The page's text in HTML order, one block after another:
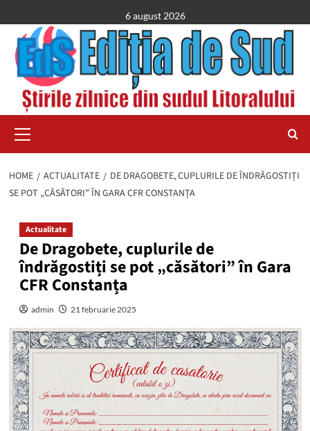
to
content
6 august 2026
Menu
HOME ACTUALITATE
DE DRAGOBETE, CUPLURILE DE ÎNDRĂGOSTIȚI
SE POT „CĂSĂTORI” ÎN GARA CFR CONSTANȚA
Actualitate
De Dragobete, cuplurile de
îndrăgostiți se pot „căsători” în Gara
CFR Constanța
admin 21 februarie 2025